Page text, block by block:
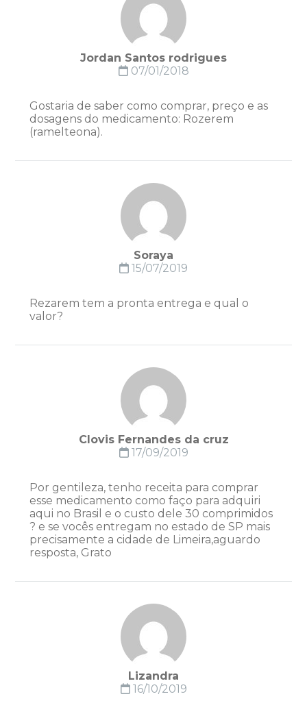
Jordan Santos rodrigues
07/01/2018
Gostaria de saber como comprar, preço e as
dosagens do medicamento: Rozerem
(ramelteona).
Soraya
15/07/2019
Rezarem tem a pronta entrega e qual o
valor?
Clovis Fernandes da cruz
17/09/2019
Por gentileza, tenho receita para comprar
esse medicamento como faço para adquiri
aqui no Brasil e o custo dele 30 comprimidos
? e se vocês entregam no estado de SP mais
precisamente a cidade de Limeira,aguardo
resposta, Grato
Lizandra
16/10/2019